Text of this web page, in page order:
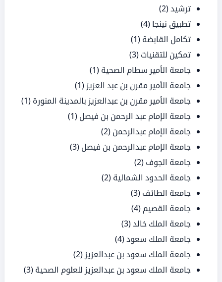
ترشيد(2)
تطبيق نينجا (4)
تكامل القابضة (1)
تمكين للتقنيات (3)
جامعة الأمير سطام الصحية (1)
جامعة الأمير مقرن بن عبد العزيز (1)
جامعة الأمير مقرن بن عبدالعزيز بالمدينة المنورة (1)
جامعة الإمام عبد الرحمن بن فيصل (1)
جامعة الإمام عبدالرحمن (2)
جامعة الإمام عبدالرحمن بن فيصل (3)
جامعة الجوف (2)
جامعة الحدود الشمالية (2)
جامعة الطائف (3)
جامعة القصيم (4)
جامعة الملك خالد(3)
جامعة الملك سعود(4)
جامعة الملك سعود بن عبدالعزيز (2)
جامعة الملك سعود بن عبدالعزيز للعلوم الصحية (3)